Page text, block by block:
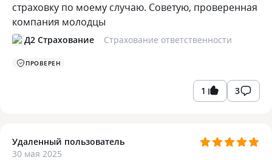
страховку по моему случаю. Советую, проверенная
компания молодцы
Д2 Страхование Страхование ответственности
ПРОВЕРЕН
1 3
Удаленный пользователь
30 мая 2025